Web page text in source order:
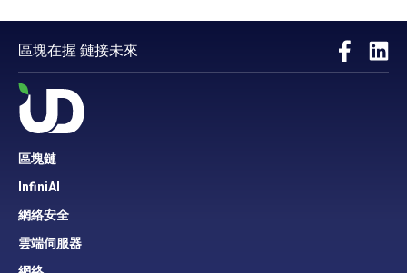
區塊在握 鏈接未來
區塊鏈
InfiniAI
網絡安全
雲端伺服器